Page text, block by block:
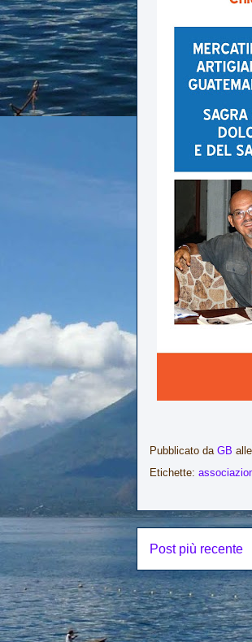
Pubblicato da GB alle
Etichette:
Post più recente